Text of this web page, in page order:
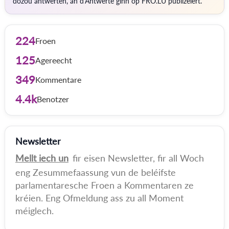
224Froen
125Agereecht
349Kommentare
4.4kBenotzer
Newsletter
Mellt iech un fir eisen Newsletter, fir all Woch
eng Zesummefaassung vun de beléifste
parlamentaresche Froen a Kommentaren ze
kréien. Eng Ofmeldung ass zu all Moment
méiglech.